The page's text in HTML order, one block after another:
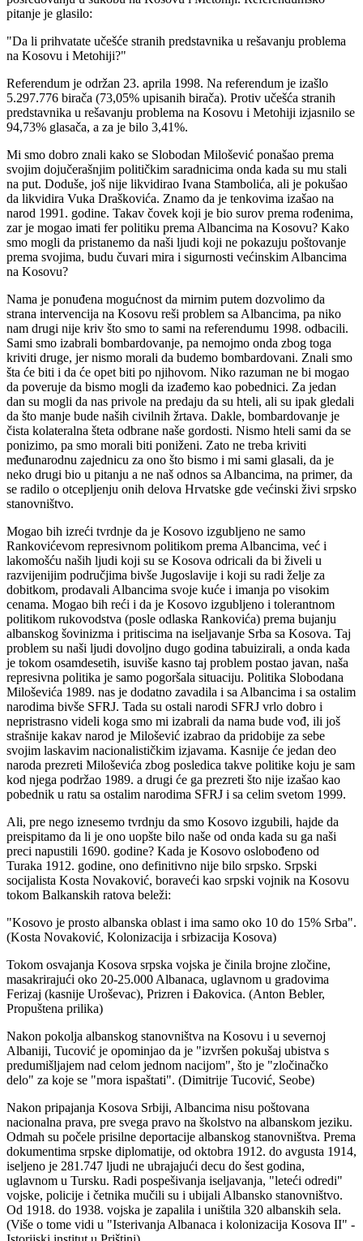
pitanje je glasilo:
"Da li prihvatate učešće stranih predstavnika u rešavanju problema
na Kosovu i Metohiji?"
Referendum je održan 23. aprila 1998. Na referendum je izašlo
5.297.776 birača (73,05% upisanih birača). Protiv učešća stranih
predstavnika u rešavanju problema na Kosovu i Metohiji izjasnilo se
94,73% glasača, a za je bilo 3,41%.
Mi smo dobro znali kako se Slobodan Milošević ponašao prema
svojim dojučerašnjim političkim saradnicima onda kada su mu stali
na put. Doduše, još nije likvidirao Ivana Stambolića, ali je pokušao
da likvidira Vuka Draškovića. Znamo da je tenkovima izašao na
narod 1991. godine. Takav čovek koji je bio surov prema rođenima,
zar je mogao imati fer politiku prema Albancima na Kosovu? Kako
smo mogli da pristanemo da naši ljudi koji ne pokazuju poštovanje
prema svojima, budu čuvari mira i sigurnosti većinskim Albancima
na Kosovu?
Nama je ponuđena mogućnost da mirnim putem dozvolimo da
strana intervencija na Kosovu reši problem sa Albancima, pa niko
nam drugi nije kriv što smo to sami na referendumu 1998. odbacili.
Sami smo izabrali bombardovanje, pa nemojmo onda zbog toga
kriviti druge, jer nismo morali da budemo bombardovani. Znali smo
šta će biti i da će opet biti po njihovom. Niko razuman ne bi mogao
da poveruje da bismo mogli da izađemo kao pobednici. Za jedan
dan su mogli da nas privole na predaju da su hteli, ali su ipak gledali
da što manje bude naših civilnih žrtava. Dakle, bombardovanje je
čista kolateralna šteta odbrane naše gordosti. Nismo hteli sami da se
ponizimo, pa smo morali biti poniženi. Zato ne treba kriviti
međunarodnu zajednicu za ono što bismo i mi sami glasali, da je
neko drugi bio u pitanju a ne naš odnos sa Albancima, na primer, da
se radilo o otcepljenju onih delova Hrvatske gde većinski živi srpsko
stanovništvo.
Mogao bih izreći tvrdnje da je Kosovo izgubljeno ne samo
Rankovićevom represivnom politikom prema Albancima, već i
lakomošću naših ljudi koji su se Kosova odricali da bi živeli u
razvijenijim područjima bivše Jugoslavije i koji su radi želje za
dobitkom, prodavali Albancima svoje kuće i imanja po visokim
cenama. Mogao bih reći i da je Kosovo izgubljeno i tolerantnom
politikom rukovodstva (posle odlaska Rankovića) prema bujanju
albanskog šovinizma i pritiscima na iseljavanje Srba sa Kosova. Taj
problem su naši ljudi dovoljno dugo godina tabuizirali, a onda kada
je tokom osamdesetih, isuviše kasno taj problem postao javan, naša
represivna politika je samo pogoršala situaciju. Politika Slobodana
Miloševića 1989. nas je dodatno zavadila i sa Albancima i sa ostalim
narodima bivše SFRJ. Tada su ostali narodi SFRJ vrlo dobro i
nepristrasno videli koga smo mi izabrali da nama bude vođ, ili još
strašnije kakav narod je Milošević izabrao da pridobije za sebe
svojim laskavim nacionalističkim izjavama. Kasnije će jedan deo
naroda prezreti Miloševića zbog posledica takve politike koju je sam
kod njega podržao 1989. a drugi će ga prezreti što nije izašao kao
pobednik u ratu sa ostalim narodima SFRJ i sa celim svetom 1999.
Ali, pre nego iznesemo tvrdnju da smo Kosovo izgubili, hajde da
preispitamo da li je ono uopšte bilo naše od onda kada su ga naši
preci napustili 1690. godine? Kada je Kosovo oslobođeno od
Turaka 1912. godine, ono definitivno nije bilo srpsko. Srpski
socijalista Kosta Novaković, boraveći kao srpski vojnik na Kosovu
tokom Balkanskih ratova beleži:
"Kosovo je prosto albanska oblast i ima samo oko 10 do 15% Srba".
(Kosta Novaković, Kolonizacija i srbizacija Kosova)
Tokom osvajanja Kosova srpska vojska je činila brojne zločine,
masakrirajući oko 20-25.000 Albanaca, uglavnom u gradovima
Ferizaj (kasnije Uroševac), Prizren i Đakovica. (Anton Bebler,
Propuštena prilika)
Nakon pokolja albanskog stanovništva na Kosovu i u severnoj
Albaniji, Tucović je opominjao da je "izvršen pokušaj ubistva s
predumišljajem nad celom jednom nacijom", što je "zločinačko
delo" za koje se "mora ispaštati". (Dimitrije Tucović, Seobe)
Nakon pripajanja Kosova Srbiji, Albancima nisu poštovana
nacionalna prava, pre svega pravo na školstvo na albanskom jeziku.
Odmah su počele prisilne deportacije albanskog stanovništva. Prema
dokumentima srpske diplomatije, od oktobra 1912. do avgusta 1914,
iseljeno je 281.747 ljudi ne ubrajajući decu do šest godina,
uglavnom u Tursku. Radi pospešivanja iseljavanja, "leteći odredi"
vojske, policije i četnika mučili su i ubijali Albansko stanovništvo.
Od 1918. do 1938. vojska je zapalila i uništila 320 albanskih sela.
(Više o tome vidi u "Isterivanja Albanaca i kolonizacija Kosova II" -